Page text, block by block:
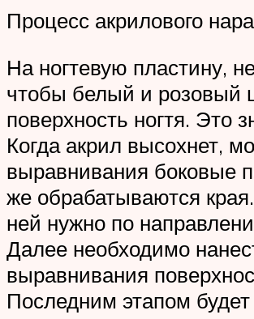
Процесс акрилового
На ногтевую пластину,
чтобы белый и розовый
поверхность ногтя. Это
Когда акрил высохнет,
выравнивания боковые
же обрабатываются
ней нужно по
Далее необходимо
выравнивания
Последним этапом